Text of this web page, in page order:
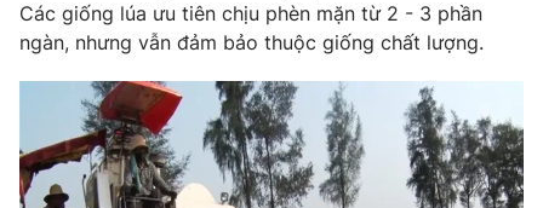
Các giống lúa ưu tiên chịu phèn mặn từ 2 - 3 phần
ngàn, nhưng vẫn đảm bảo thuộc giống chất lượng.